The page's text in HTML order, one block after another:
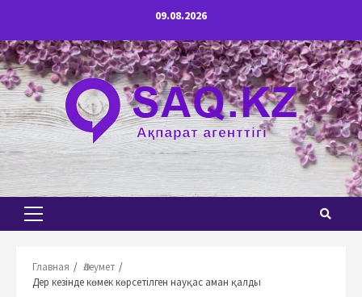
содержимому
09.08.2026
Основное
Главная
Әлеумет
Дер кезінде көмек көрсетілген науқас аман қалды